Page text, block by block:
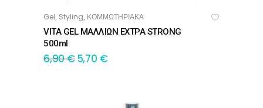
ΠΡΟΣΘΉΚΗ ΣΤΟ ΚΑΛΆΘΙ
Gel, Styling, ΚΟΜΜΩΤΗΡΙΑΚΑ
VITA GEL ΜΑΛΛΙΩΝ ΕΧΤΡΑ STRONG
500ml
6,90€5,70 €